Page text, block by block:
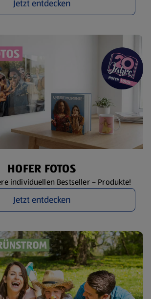
Jetzt entdecken
HOFER FOTOS
individuellen Bestseller – Produkte!
Jetzt entdecken